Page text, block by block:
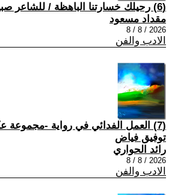
(6) رحيلك خسارتنا الباهظة / للشاعر صبيح عمر
مقداد مسعود
2026 / 8 / 8
الادب والفن
توفيق فياض
رائد الحواري
2026 / 8 / 8
الادب والفن